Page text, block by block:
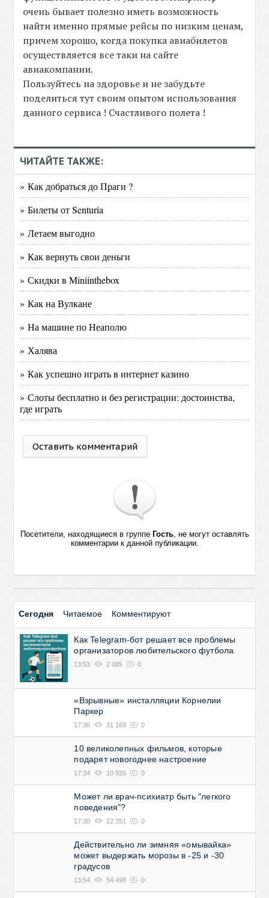
очень бывает полезно иметь возможность
найти именно прямые рейсы по низким ценам,
причем хорошо, когда покупка авиабилетов
осуществляется все таки на сайте
авиакомпании.
Пользуйтесь на здоровье и не забудьте
поделиться тут своим опытом использования
данного сервиса ! Счастливого полета !
ЧИТАЙТЕ ТАКЖЕ:
» Как добраться до Праги ?
» Билеты от Senturia
» Летаем выгодно
» Как вернуть свои деньги
» Скидки в Miniinthebox
» Как на Вулкане
» На машине по Неаполю
» Халява
» Как успешно играть в интернет казино
» Слоты бесплатно и без регистрации: достоинства,
где играть
Оставить комментарий
Посетители, находящиеся в группе Гость, не могут оставлять
комментарии к данной публикации.
Сегодня Читаемое Комментируют
Как Telegram-бот решает все проблемы
организаторов любительского футбола
13:53 2 085 0
«Взрывные» инсталляции Корнелии
Паркер
17:36 31 169 0
10 великолепных фильмов, которые
подарят новогоднее настроение
17:34 10 926 0
Может ли врач-психиатр быть "легкого
поведения"?
17:30 12 351 0
Действительно ли зимняя «омывайка»
может выдержать морозы в -25 и -30
градусов
13:54 54 498 0